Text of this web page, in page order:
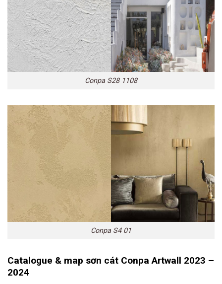
Conpa S28 1108
Conpa S4 01
Catalogue & map sơn cát Conpa Artwall 2023 –
2024